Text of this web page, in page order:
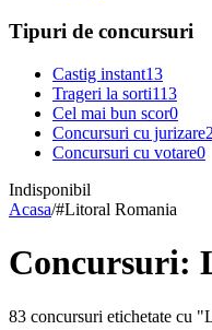
Tipuri de concursuri
Castig instant13
Trageri la sorti113
Cel mai bun scor0
Concursuri cu jurizare2
Concursuri cu votare0
Indisponibil
Acasa/#Litoral Romania
Concursuri:
83 concursuri etichetate cu